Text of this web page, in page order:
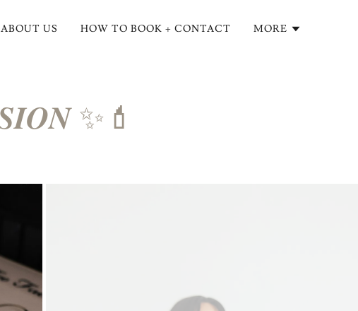
ABOUT US HOW TO BOOK + CONTACT MORE
✨💄